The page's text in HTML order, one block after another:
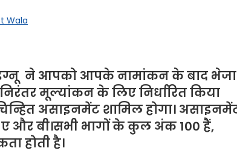
Wala
ने आपको आपके नामांकन के बाद भेजा
मूल्यांकन के लिए निर्धारित किया
असाइनमेंट शामिल होगा।
और बी।सभी भागों के कुल अंक 100 हैं,
होती है।